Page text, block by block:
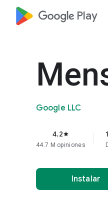
google_logo Play
Google LLC
4.2star
44.7 M opiniones
Instalar